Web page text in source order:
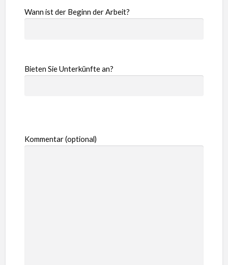
Wann ist der Beginn der Arbeit?
Bieten Sie Unterkünfte an?
Kommentar (optional)